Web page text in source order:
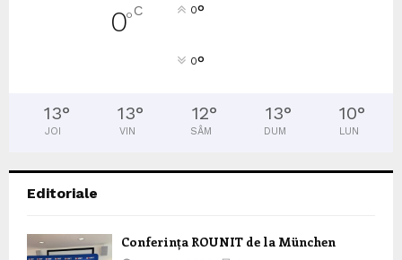
0°C 0°
0°
13°
JOI
13°
VIN
12°
SÂM
13°
DUM
10°
LUN
Editoriale
Conferința ROUNIT de la München